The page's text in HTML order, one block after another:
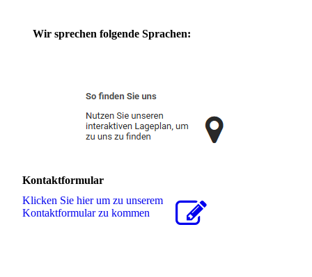
Wir sprechen folgende Sprachen:
Kontaktformular
Klicken Sie hier um zu unserem
Kon­takt­for­mu­lar zu kommen